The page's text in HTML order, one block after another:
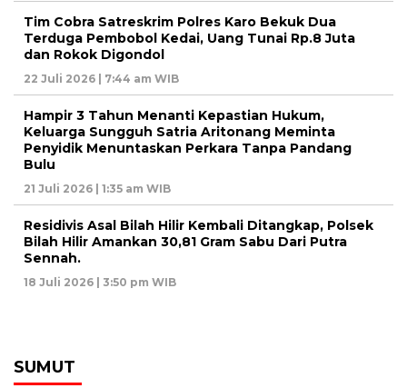
Tim Cobra Satreskrim Polres Karo Bekuk Dua
Terduga Pembobol Kedai, Uang Tunai Rp.8 Juta
dan Rokok Digondol
22 Juli 2026 | 7:44 am WIB
Hampir 3 Tahun Menanti Kepastian Hukum,
Keluarga Sungguh Satria Aritonang Meminta
Penyidik Menuntaskan Perkara Tanpa Pandang
Bulu
21 Juli 2026 | 1:35 am WIB
Residivis Asal Bilah Hilir Kembali Ditangkap, Polsek
Bilah Hilir Amankan 30,81 Gram Sabu Dari Putra
Sennah.
18 Juli 2026 | 3:50 pm WIB
SUMUT